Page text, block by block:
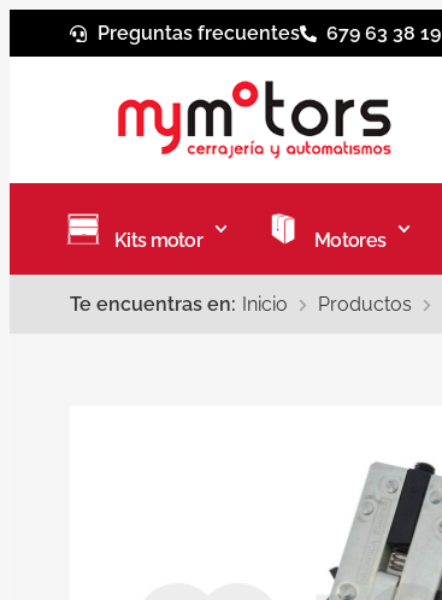
Preguntas frecuentes 679 63 38 19
Kits motor Motores
Te encuentras en: Inicio Productos